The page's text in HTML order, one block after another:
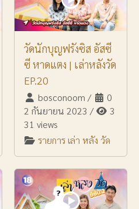
วัดนักบุญฟรังซิส อัสซี
ซี หาดแตง | เล่าหลังวัด
EP.20
bosconoom /
0
2 กันยายน 2023 /
3
31 views
รายการ เล่า หลัง วัด